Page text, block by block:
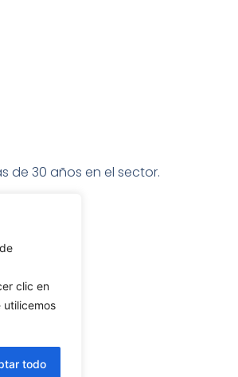
clic en
utilicemos
todo
de 30 años en el sector.